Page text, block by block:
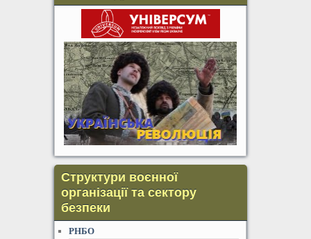
Структури воєнної
організації та сектору
безпеки
РНБО